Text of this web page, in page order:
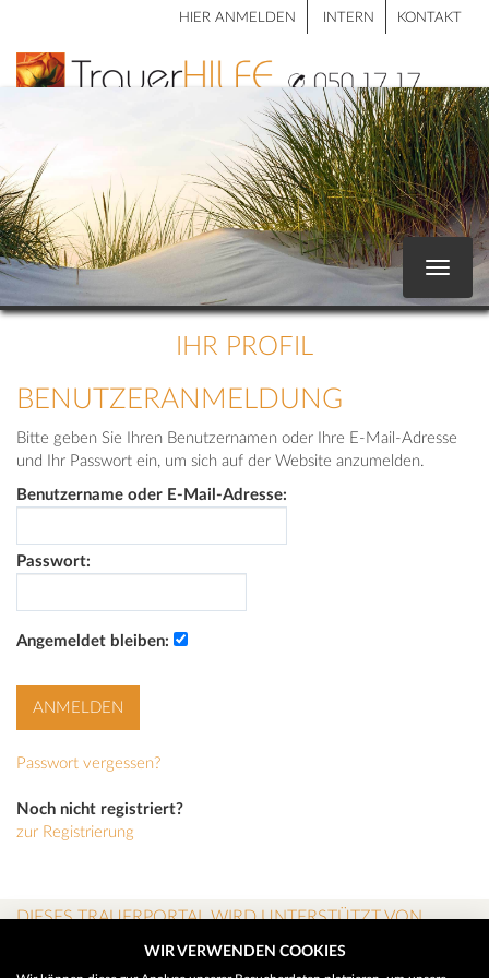
HIER ANMELDEN INTERN KONTAKT
Toggle
IHR PROFIL
BENUTZERANMELDUNG
Bitte geben Sie Ihren Benutzernamen oder Ihre E-Mail-Adresse
und Ihr Passwort ein, um sich auf der Website anzumelden.
Benutzername oder E-Mail-Adresse:
Passwort:
Angemeldet bleiben:
Passwort vergessen?
Noch nicht registriert?
zur Registrierung
DIESES TRAUERPORTAL WIRD UNTERSTÜTZT VON
WIR VERWENDEN COOKIES